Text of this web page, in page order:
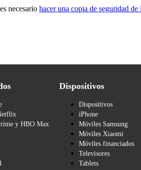
necesario hacer una copia de seguridad
y HBO Max
Dispositivos
Dispositivos
iPhone
Móviles Samsung
Móviles Xiaomi
Móviles financiados
Televisores
Tablets